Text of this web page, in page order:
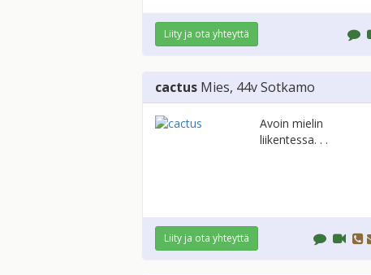
Liity ja ota yhteyttä
cactus Mies, 44vSotkamo
Avoin mielin
liikentessa. . .
Liity ja ota yhteyttä